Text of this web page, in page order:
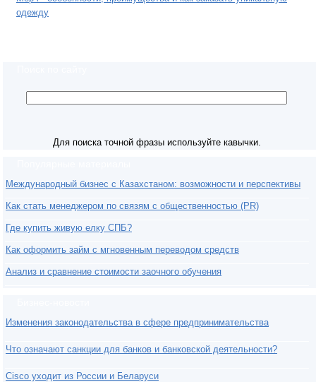
одежду
Для поиска точной фразы используйте кавычки.
Международный бизнес с Казахстаном: возможности и перспективы
Как стать менеджером по связям с общественностью (PR)
Где купить живую елку СПБ?
Как оформить займ с мгновенным переводом средств
Анализ и сравнение стоимости заочного обучения
Изменения законодательства в сфере предпринимательства
Что означают санкции для банков и банковской деятельности?
Cisco уходит из России и Беларуси